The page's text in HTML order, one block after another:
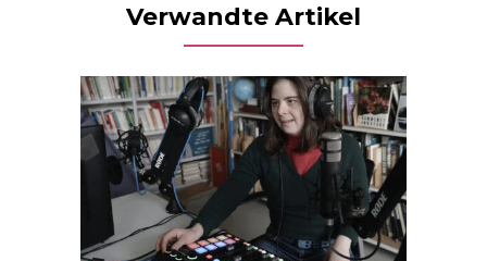
Verwandte Artikel